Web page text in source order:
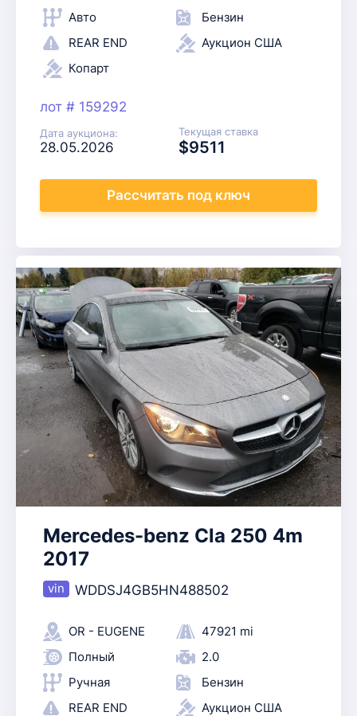
Авто
Бензин
REAR END
Аукцион США
Копарт
лот # 159292
Дата аукциона:
28.05.2026
Текущая ставка
$9511
Рассчитать под ключ
Mercedes-benz Cla 250 4m
2017
WDDSJ4GB5HN488502
OR - EUGENE
47921 mi
Полный
2.0
Ручная
Бензин
REAR END
Аукцион США